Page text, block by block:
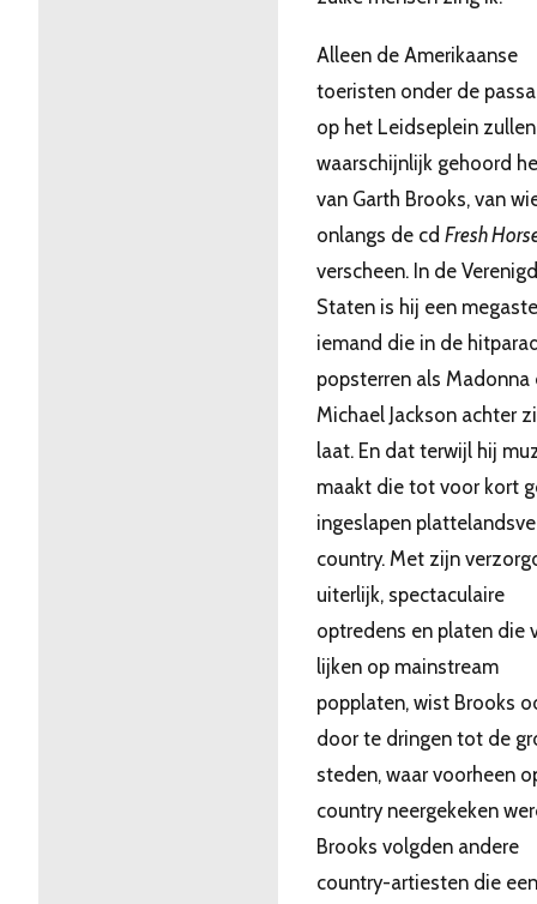
Alleen de Amerikaanse
toeristen onder de
op het Leidseplein zullen
waarschijnlijk gehoord
van Garth Brooks, van
onlangs de cd Fresh
verscheen. In de
Staten is hij een
iemand die in de
popsterren als Madonna
Michael Jackson achter
laat. En dat terwijl hij
maakt die tot voor kort
ingeslapen
country. Met zijn
uiterlijk, spectaculaire
optredens en platen die
lijken op mainstream
popplaten, wist Brooks
door te dringen tot de
steden, waar voorheen
country neergekeken
Brooks volgden andere
country-artiesten die een